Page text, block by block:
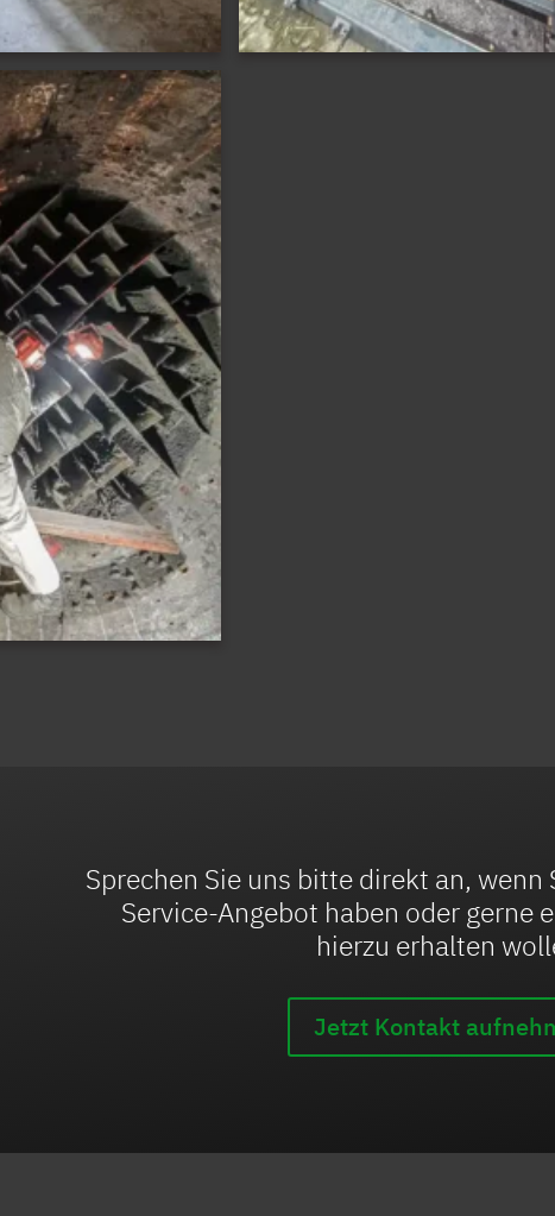
Sprechen Sie uns bitte direkt an, wenn
Service-Angebot haben oder gerne
hierzu erhalten
Jetzt Kontakt